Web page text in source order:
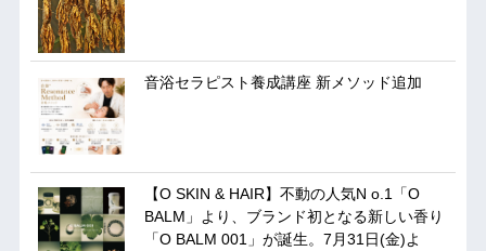
音浴セラピスト養成講座 新メソッド追加
【O SKIN & HAIR】不動の人気N o.1「O
BALM」より、ブランド初となる新しい香り
「O BALM 001」が誕生。7月31日(金)よ